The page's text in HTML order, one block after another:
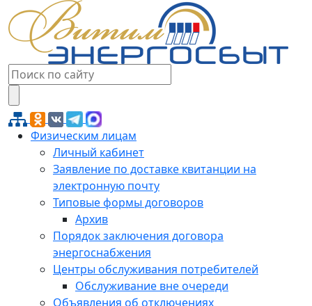
Физическим лицам
Личный кабинет
Заявление по доставке квитанции на
электронную почту
Типовые формы договоров
Архив
Порядок заключения договора
энергоснабжения
Центры обслуживания потребителей
Обслуживание вне очереди
Объявления об отключениях